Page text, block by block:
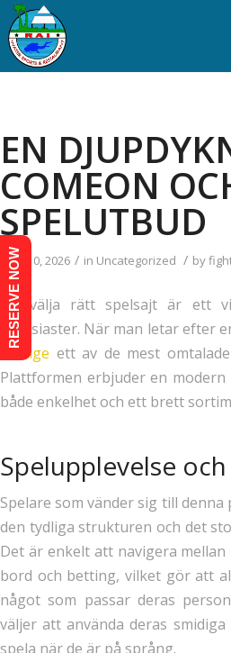
EN
COMEON
SPELUTBUD
June 10, 2026 / in Uncategorized / by
Att välja rätt spelsajt är ett
entusiaster. När man letar efter
sverige ett av de mest
Plattformen erbjuder en modern
både enkelhet och ett brett
Spelupplevelse
Spelare som vänder sig till
den tydliga strukturen och det
Det är enkelt att navigera mellan
bord och betting, vilket gör att
något som passar deras
väljer att använda deras
spela när de är på språng.
RESERVE NOW